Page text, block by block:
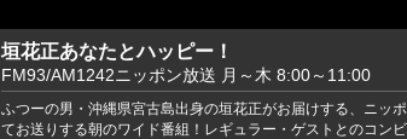
垣花正あなたとハッピー！
FM93/AM1242ニッポン放送 月～木 8:00～11:00
ふつーの男・沖縄県宮古島出身の垣花正がお届けする、ニッ
てお送りする朝のワイド番組！レギュラー・ゲストとのコン